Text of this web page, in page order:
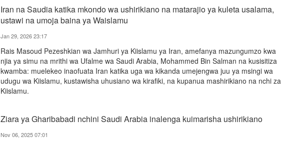
Iran na Saudia katika mkondo wa ushirikiano na matarajio ya kuleta usalama,
ustawi na umoja baina ya Waislamu
Jan 29, 2026 23:17
Rais Masoud Pezeshkian wa Jamhuri ya Kiislamu ya Iran, amefanya mazungumzo kwa
njia ya simu na mrithi wa Ufalme wa Saudi Arabia, Mohammed Bin Salman na kusisitiza
kwamba: muelekeo inaofuata Iran katika uga wa kikanda umejengwa juu ya msingi wa
udugu wa Kiislamu, kustawisha uhusiano wa kirafiki, na kupanua mashirikiano na nchi za
Kiislamu.
Ziara ya Gharibabadi nchini Saudi Arabia inalenga kuimarisha ushirikiano
Nov 06, 2025 07:01